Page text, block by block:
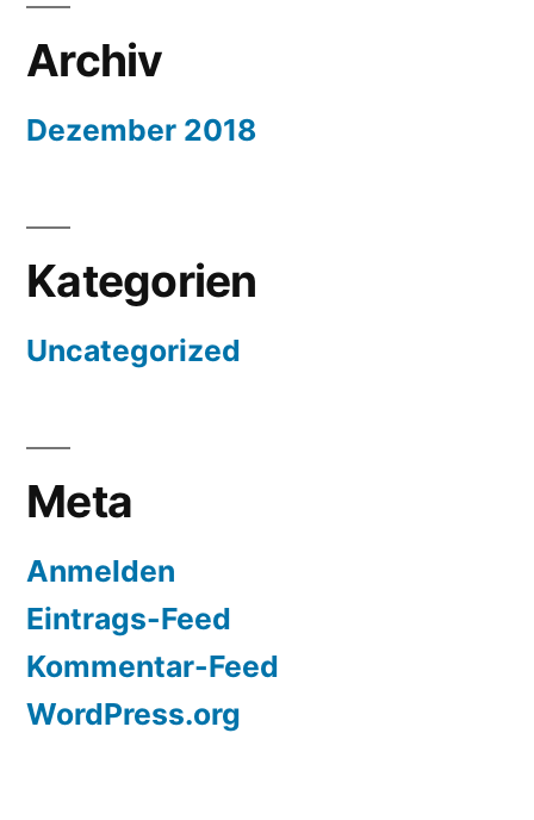
Archiv
Dezember 2018
Kategorien
Uncategorized
Meta
Anmelden
Eintrags-Feed
Kommentar-Feed
WordPress.org